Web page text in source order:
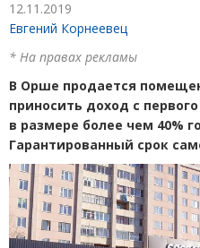
12.11.2019
Евгений Корнеевец
* На правах рекламы
В Орше продается
приносить доход с
в размере более чем 40%
Гарантированный срок